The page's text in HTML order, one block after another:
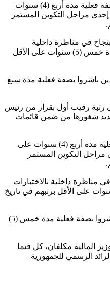
‌أ. إلى الرقباء الأول الذين باشروا بصفة فعلية مدة أربع (4) سنوات
إحدى مراحل التكوين المستمر
في مناظرة داخلية
بالاختبارات وباشروا بصفة فعلية مدة خمس (5) سنوات على الأقل
باشروا بصفة فعلية مدة سبع
رتبة رقيب أول بقرار من رئيس
شغورها من ضمن قائمات
‌أ. إلى الرقباء الذين باشروا بصفة فعلية مدة أربع (4) سنوات على
مراحل التكوين المستمر
مناظرة داخلية بالاختبارات
بصفة فعلية مدة أربع (4) سنوات على الأقل برتبهم في تاريخ
‌ج. بالاختيار من بين الرقباء الذين باشروا بصفة فعلية مدة خمس (5)
المالية مكلفان، كل فيما
الرسمي للجمهورية